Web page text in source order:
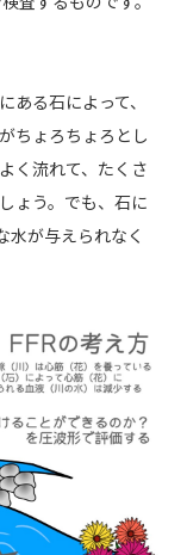
る石によって、
ちょろちょろとし
く流れて、たくさ
ょう。でも、石に
水が与えられなく